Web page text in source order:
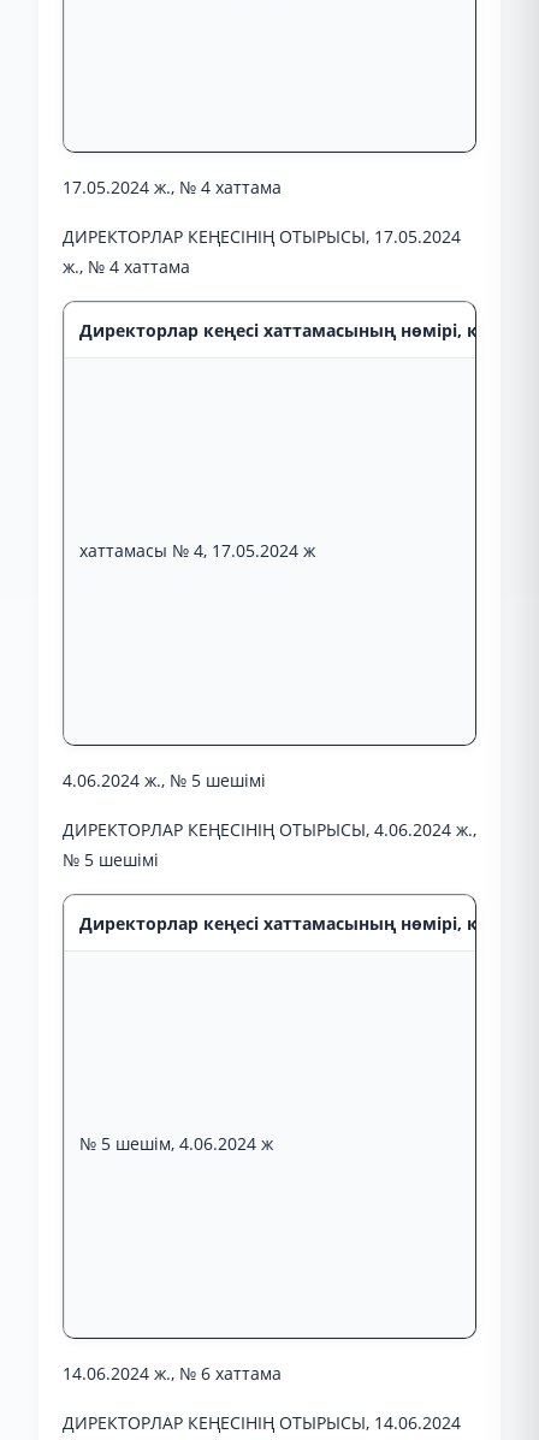
17.05.2024 ж., № 4 хаттама
ДИРЕКТОРЛАР КЕҢЕСІНІҢ ОТЫРЫСЫ, 17.05.2024
ж., № 4 хаттама
Директорлар кеңесі хаттамасының нөмірі, күні,
хаттамасы № 4, 17.05.2024 ж
4.06.2024 ж., № 5 шешімі
ДИРЕКТОРЛАР КЕҢЕСІНІҢ ОТЫРЫСЫ, 4.06.2024 ж.,
№ 5 шешімі
Директорлар кеңесі хаттамасының нөмірі, күні,
№ 5 шешім, 4.06.2024 ж
14.06.2024 ж., № 6 хаттама
ДИРЕКТОРЛАР КЕҢЕСІНІҢ ОТЫРЫСЫ, 14.06.2024